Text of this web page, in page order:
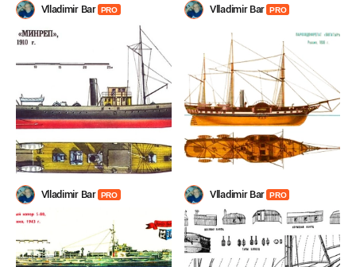
Vlladimir Bar PRO Vlladimir Bar PRO
Vlladimir Bar PRO Vlladimir Bar PRO